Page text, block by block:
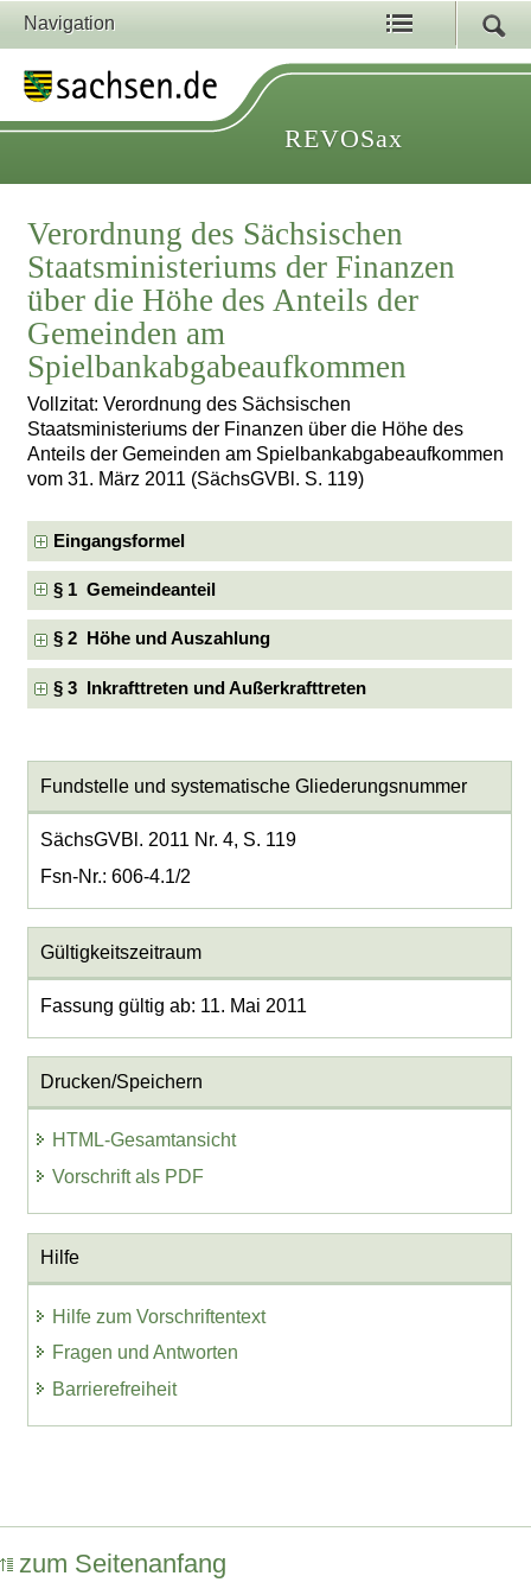
Navigation
REVOSax
Verordnung des Sächsischen
Staatsministeriums der Finanzen
über die Höhe des Anteils der
Gemeinden am
Spielbankabgabeaufkommen
Vollzitat: Verordnung des Sächsischen
Staatsministeriums der Finanzen über die Höhe des
Anteils der Gemeinden am Spielbankabgabeaufkommen
vom 31. März 2011 (SächsGVBl. S. 119)
Eingangsformel
§ 1 Gemeindeanteil
§ 2 Höhe und Auszahlung
§ 3 Inkrafttreten und Außerkrafttreten
Fundstelle und systematische Gliederungsnummer
SächsGVBl. 2011 Nr. 4, S. 119
Fsn-Nr.: 606-4.1/2
Gültigkeitszeitraum
Fassung gültig ab: 11. Mai 2011
Drucken/Speichern
HTML-Gesamtansicht
Vorschrift als PDF
Hilfe
Hilfe zum Vorschriftentext
Fragen und Antworten
Barrierefreiheit
zum Seitenanfang